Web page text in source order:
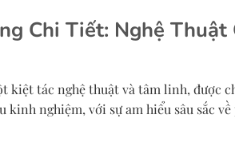
Chi Tiết: Nghệ Thuật
kiệt tác nghệ thuật và tâm linh, được
kinh nghiệm, với sự am hiểu sâu sắc